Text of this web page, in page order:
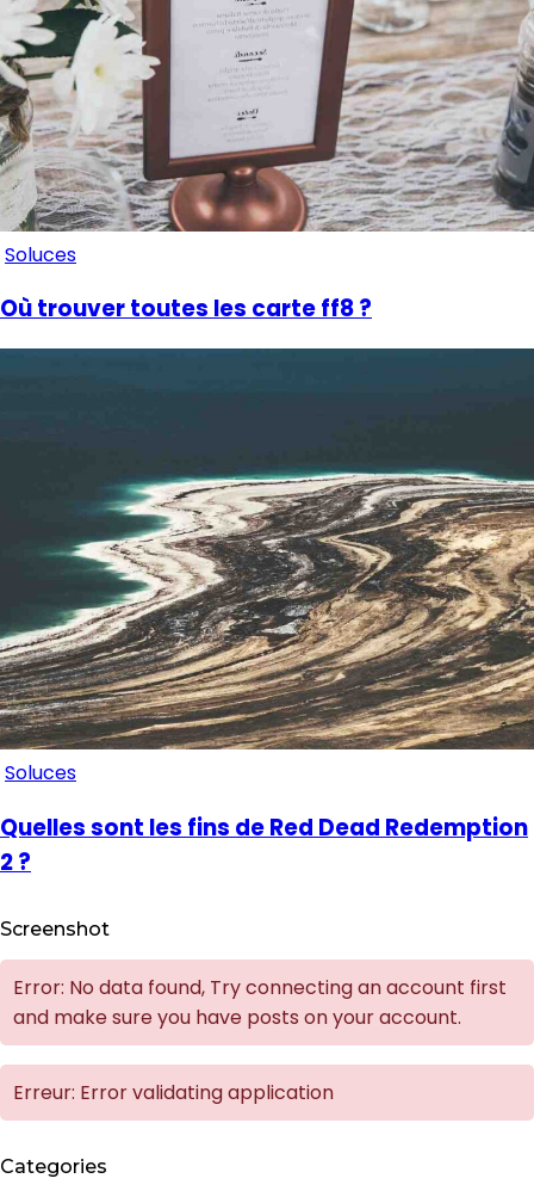
Soluces
Où trouver toutes les carte ff8 ?
Soluces
Quelles sont les fins de Red Dead Redemption
2 ?
Screenshot
Error: No data found, Try connecting an account first
and make sure you have posts on your account.
Erreur: Error validating application
Categories